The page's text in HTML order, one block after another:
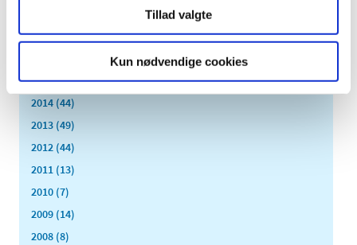
Tillad valgte
Kun nødvendige cookies
2017 (167)
2015 (33)
2014 (44)
2013 (49)
2012 (44)
2011 (13)
2010 (7)
2009 (14)
2008 (8)